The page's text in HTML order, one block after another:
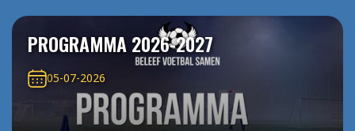
PROGRAMMA 2026-2027
05-07-2026